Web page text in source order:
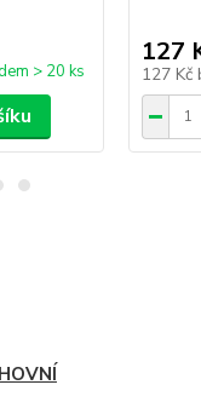
> 20 ks
127
127 Kč